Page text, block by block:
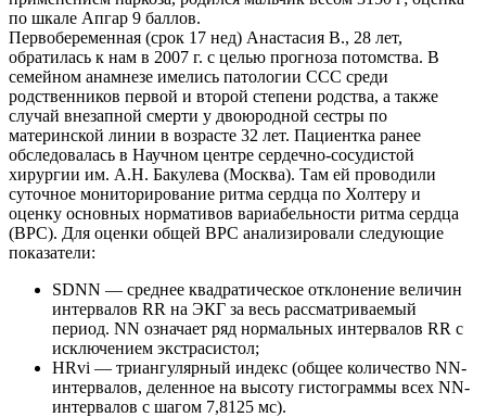
по шкале Апгар 9 баллов.
Первобеременная (срок 17 нед) Анастасия В., 28 лет,
обратилась к нам в 2007 г. с целью прогноза потомства. В
семейном анамнезе имелись патологии ССС среди
родственников первой и второй степени родства, а также
случай внезапной смерти у двоюродной сестры по
материнской линии в возрасте 32 лет. Пациентка ранее
обследовалась в Научном центре сердечно-сосудистой
хирургии им. А.Н. Бакулева (Москва). Там ей проводили
суточное мониторирование ритма сердца по Холтеру и
оценку основных нормативов вариабельности ритма сердца
(ВРС). Для оценки общей ВРС анализировали следующие
показатели:
SDNN — среднее квадратическое отклонение величин
интервалов RR на ЭКГ за весь рассматриваемый
период. NN означает ряд нормальных интервалов RR с
исключением экстрасистол;
HRvi — триангулярный индекс (общее количество NN-
интервалов, деленное на высоту гистограммы всех NN-
интервалов с шагом 7,8125 мс).